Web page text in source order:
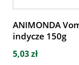
ANIMONDA
indycze 150g
5,03 zł